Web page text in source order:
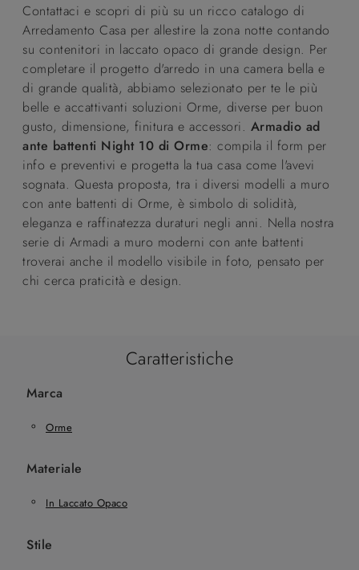
Contattaci e scopri di più su un ricco catalogo di
Arredamento Casa per allestire la zona notte contando
su contenitori in laccato opaco di grande design. Per
completare il progetto d'arredo in una camera bella e
di grande qualità, abbiamo selezionato per te le più
belle e accattivanti soluzioni Orme, diverse per buon
gusto, dimensione, finitura e accessori. Armadio ad
ante battenti Night 10 di Orme: compila il form per
info e preventivi e progetta la tua casa come l'avevi
sognata. Questa proposta, tra i diversi modelli a muro
con ante battenti di Orme, è simbolo di solidità,
eleganza e raffinatezza duraturi negli anni. Nella nostra
serie di Armadi a muro moderni con ante battenti
troverai anche il modello visibile in foto, pensato per
chi cerca praticità e design.
Caratteristiche
Marca
Orme
Materiale
In Laccato Opaco
Stile